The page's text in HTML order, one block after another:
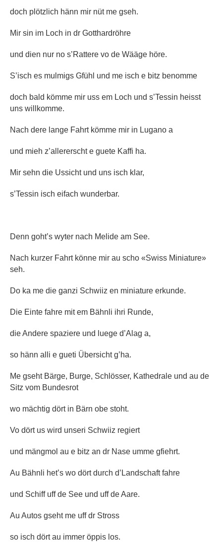
doch plötzlich hänn mir nüt me gseh.
Mir sin im Loch in dr Gotthardröhre
und dien nur no s’Rattere vo de Wääge höre.
S’isch es mulmigs Gfühl und me isch e bitz benomme
doch bald kömme mir uss em Loch und s’Tessin heisst
uns willkomme.
Nach dere lange Fahrt kömme mir in Lugano a
und mieh z’allererscht e guete Kaffi ha.
Mir sehn die Ussicht und uns isch klar,
s’Tessin isch eifach wunderbar.
Denn goht’s wyter nach Melide am See.
Nach kurzer Fahrt könne mir au scho «Swiss Miniature»
seh.
Do ka me die ganzi Schwiiz en miniature erkunde.
Die Einte fahre mit em Bähnli ihri Runde,
die Andere spaziere und luege d’Alag a,
so hänn alli e gueti Übersicht g’ha.
Me gseht Bärge, Burge, Schlösser, Kathedrale und au de
Sitz vom Bundesrot
wo mächtig dört in Bärn obe stoht.
Vo dört us wird unseri Schwiiz regiert
und mängmol au e bitz an dr Nase umme gfiehrt.
Au Bähnli het’s wo dört durch d’Landschaft fahre
und Schiff uff de See und uff de Aare.
Au Autos gseht me uff dr Stross
so isch dört au immer öppis los.